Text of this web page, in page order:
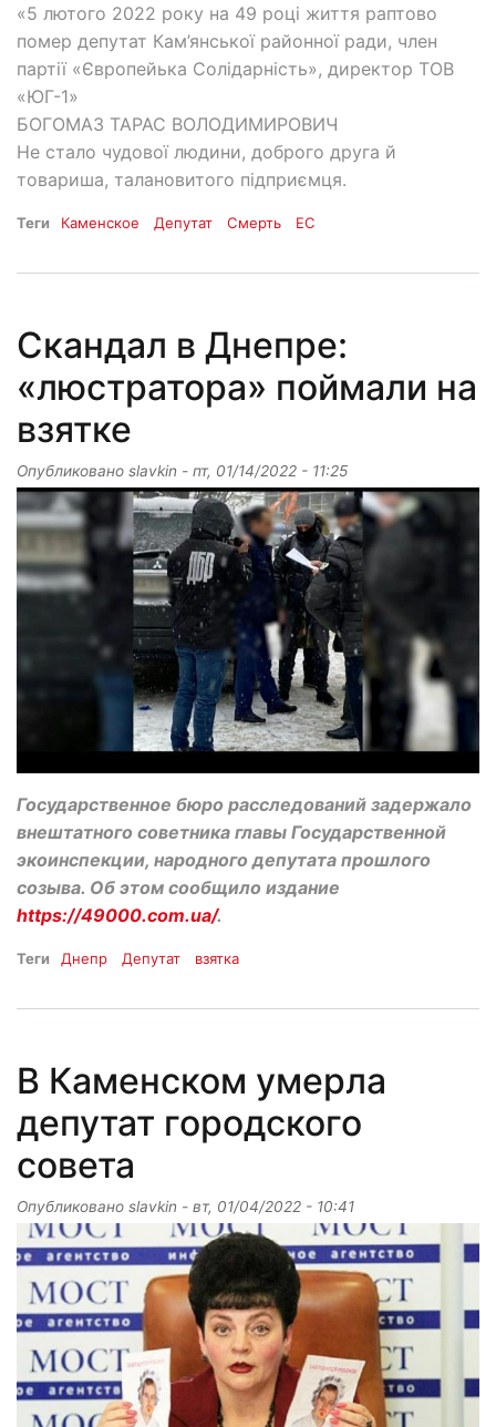
«5 лютого 2022 року на 49 році життя раптово
помер депутат Кам’янської районної ради, член
партії «Європейька Солідарність», директор ТОВ
«ЮГ-1»
БОГОМАЗ ТАРАС ВОЛОДИМИРОВИЧ
Не стало чудової людини, доброго друга й
товариша, талановитого підприємця.
Теги Каменское Депутат Смерть ЕС
Скандал в Днепре:
«люстратора» поймали на
взятке
Опубликовано slavkin - пт, 01/14/2022 - 11:25
Государственное бюро расследований задержало
внештатного советника главы Государственной
экоинспекции, народного депутата прошлого
созыва. Об этом сообщило издание
https://49000.com.ua/.
Теги Днепр Депутат взятка
В Каменском умерла
депутат городского
совета
Опубликовано slavkin - вт, 01/04/2022 - 10:41